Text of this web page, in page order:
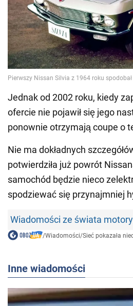
Jednak od 2002 roku, kiedy
ofercie nie pojawił się jego
ponownie otrzymają coupe o
Nie ma dokładnych
potwierdziła już powrót
samochód będzie nieco
spodziewać się przynajmniej
Wiadomości ze świata
/Wiadomości/Sieć pokazała
Inne wiadomości